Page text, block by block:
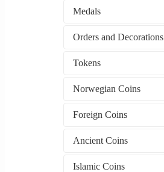
Medals
Orders and Decorations
Tokens
Norwegian Coins
Foreign Coins
Ancient Coins
Islamic Coins